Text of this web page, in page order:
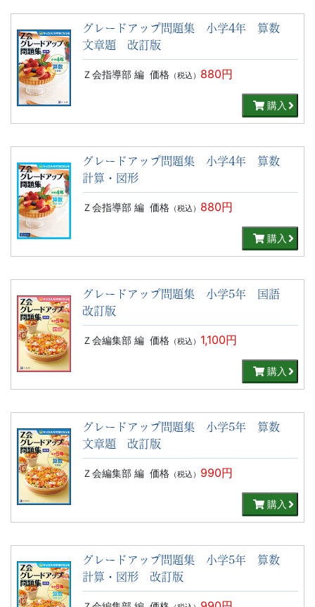
グレードアップ問題集 小学4年 算数
文章題 改訂版
Ｚ会指導部 編 価格（税込） 880円
購入
グレードアップ問題集 小学4年 算数
計算・図形
Ｚ会指導部 編 価格（税込） 880円
購入
グレードアップ問題集 小学5年 国語
改訂版
Ｚ会編集部 編 価格（税込） 1,100円
購入
グレードアップ問題集 小学5年 算数
文章題 改訂版
Ｚ会編集部 編 価格（税込） 990円
購入
グレードアップ問題集 小学5年 算数
計算・図形 改訂版